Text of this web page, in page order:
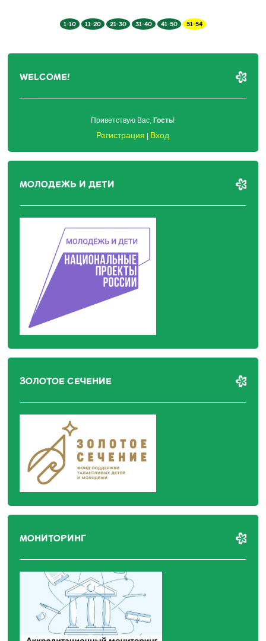
1-10 11-20 21-30 31-40 41-50 51-54
WELCOME!
Приветствую Вас, Гость!
Регистрация Вход
МОЛОДЕЖЬ И ДЕТИ
ЗОЛОТОЕ СЕЧЕНИЕ
МОНИТОРИНГ